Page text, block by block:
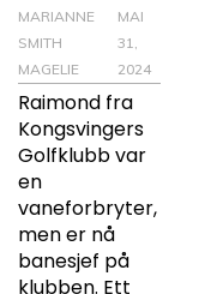
MARIANNE
SMITH
MAGELIE
MAI
31,
2024
Raimond fra
Kongsvingers
Golfklubb var
en
vaneforbryter,
men er nå
banesjef på
klubben. Ett